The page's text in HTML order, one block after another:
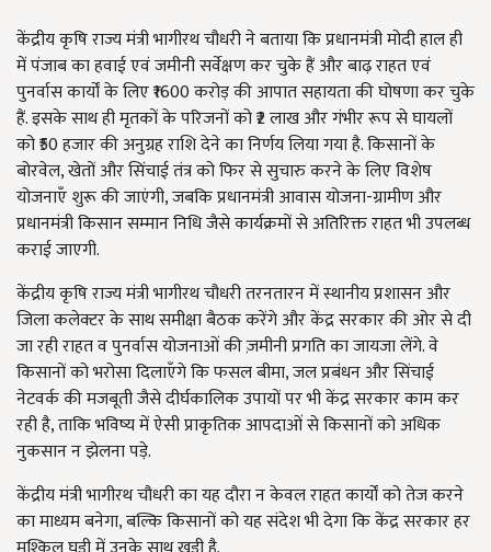
केंद्रीय कृषि राज्य मंत्री भागीरथ चौधरी ने बताया कि प्रधानमंत्री मोदी हाल ही
में पंजाब का हवाई एवं जमीनी सर्वेक्षण कर चुके हैं और बाढ़ राहत एवं
पुनर्वास कार्यों के लिए ₹1600 करोड़ की आपात सहायता की घोषणा कर चुके
हैं. इसके साथ ही मृतकों के परिजनों को ₹2 लाख और गंभीर रूप से घायलों
को ₹50 हजार की अनुग्रह राशि देने का निर्णय लिया गया है. किसानों के
बोरवेल, खेतों और सिंचाई तंत्र को फिर से सुचारु करने के लिए विशेष
योजनाएँ शुरू की जाएंगी, जबकि प्रधानमंत्री आवास योजना-ग्रामीण और
प्रधानमंत्री किसान सम्मान निधि जैसे कार्यक्रमों से अतिरिक्त राहत भी उपलब्ध
कराई जाएगी.
केंद्रीय कृषि राज्य मंत्री भागीरथ चौधरी तरनतारन में स्थानीय प्रशासन और
जिला कलेक्टर के साथ समीक्षा बैठक करेंगे और केंद्र सरकार की ओर से दी
जा रही राहत व पुनर्वास योजनाओं की ज़मीनी प्रगति का जायजा लेंगे. वे
किसानों को भरोसा दिलाएँगे कि फसल बीमा, जल प्रबंधन और सिंचाई
नेटवर्क की मजबूती जैसे दीर्घकालिक उपायों पर भी केंद्र सरकार काम कर
रही है, ताकि भविष्य में ऐसी प्राकृतिक आपदाओं से किसानों को अधिक
नुकसान न झेलना पड़े.
केंद्रीय मंत्री भागीरथ चौधरी का यह दौरा न केवल राहत कार्यों को तेज करने
का माध्यम बनेगा, बल्कि किसानों को यह संदेश भी देगा कि केंद्र सरकार हर